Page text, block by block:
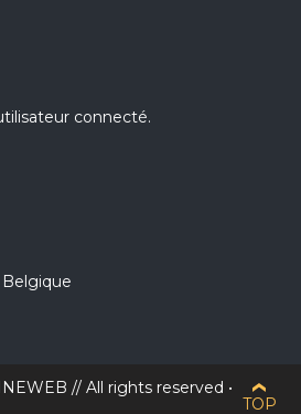
connecté.
// All rights reserved •
TOP